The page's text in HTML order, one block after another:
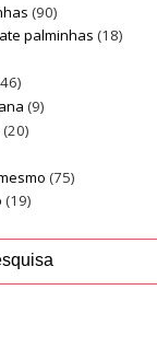
(90)
palminhas (18)
(9)
(20)
(75)
(19)